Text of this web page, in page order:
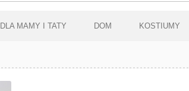
DLA MAMY I TATY DOM KOSTIUMY